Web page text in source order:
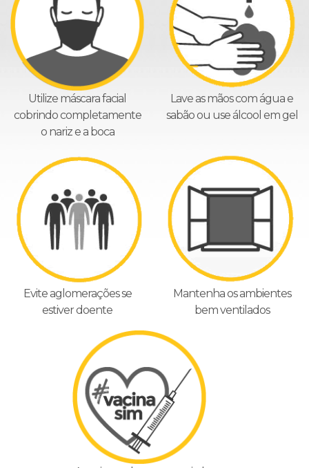
Utilize máscara facial
cobrindo completamente
o nariz e a boca
Lave as mãos com água e
sabão ou use álcool em gel
Evite aglomerações se
estiver doente
Mantenha os ambientes
bem ventilados